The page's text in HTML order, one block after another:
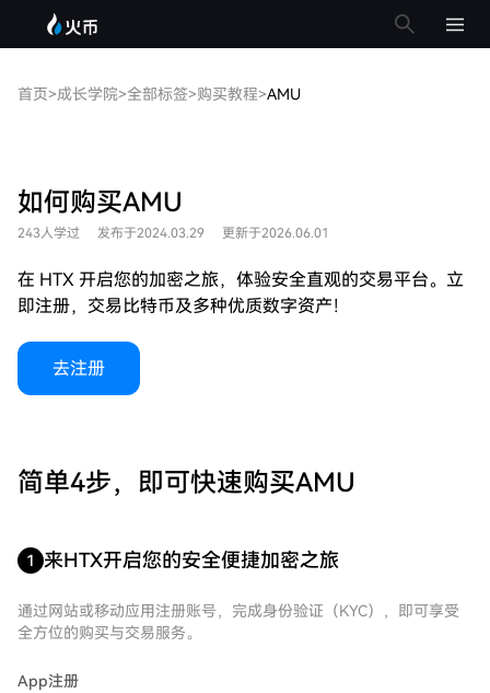
首页>成长学院>全部标签>购买教程>AMU
如何购买AMU
243人学过 发布于2024.03.29 更新于2026.06.01
在 HTX 开启您的加密之旅，体验安全直观的交易平台。立
即注册，交易比特币及多种优质数字资产！
去注册
简单4步，即可快速购买AMU
1 来HTX开启您的安全便捷加密之旅
通过网站或移动应用注册账号，完成身份验证（KYC），即可享受
全方位的购买与交易服务。
App注册